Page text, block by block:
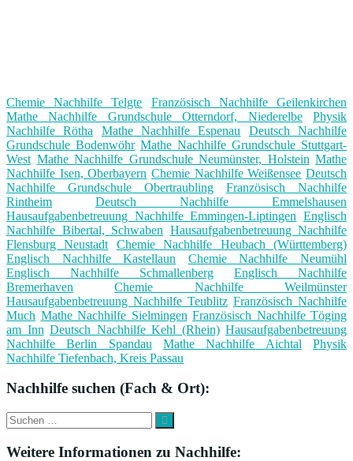
Chemie Nachhilfe Telgte
Französisch Nachhilfe Geilenkirchen
Mathe Nachhilfe Grundschule Otterndorf, Niederelbe
Physik
Nachhilfe Rötha
Mathe Nachhilfe Espenau
Deutsch Nachhilfe
Grundschule Bodenwöhr Mathe Nachhilfe Grundschule Stuttgart-
West Mathe Nachhilfe Grundschule Neumünster, Holstein Mathe
Nachhilfe Isen, Oberbayern Chemie Nachhilfe Weißensee Deutsch
Nachhilfe Grundschule Obertraubling
Französisch Nachhilfe
Rintheim
Deutsch Nachhilfe Emmelshausen
Hausaufgabenbetreuung Nachhilfe Emmingen-Liptingen Englisch
Nachhilfe Bibertal, Schwaben Hausaufgabenbetreuung Nachhilfe
Flensburg Neustadt
Chemie Nachhilfe Heubach (Württemberg)
Englisch Nachhilfe Kastellaun
Chemie Nachhilfe Neumühl
Englisch Nachhilfe Schmallenberg
Englisch Nachhilfe
Bremerhaven
Chemie Nachhilfe Weilmünster
Hausaufgabenbetreuung Nachhilfe Teublitz Französisch Nachhilfe
Much Mathe Nachhilfe Sielmingen Französisch Nachhilfe Töging
am Inn Deutsch Nachhilfe Kehl (Rhein) Hausaufgabenbetreuung
Nachhilfe Berlin Spandau
Mathe Nachhilfe Aichtal
Physik
Nachhilfe Tiefenbach, Kreis Passau
Nachhilfe suchen (Fach & Ort):
Suche
nach:
Suchen
Weitere Informationen zu Nachhilfe: